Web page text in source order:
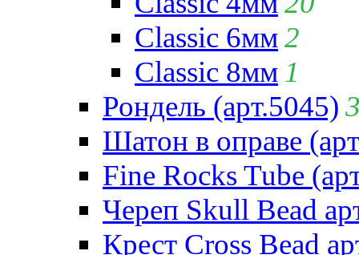
Classic 6мм2
Classic 8мм 1
Рондель (арт.5045)
Шатон в оправе
Fine Rocks Tube
Череп Skull Bead
Крест Cross Bead